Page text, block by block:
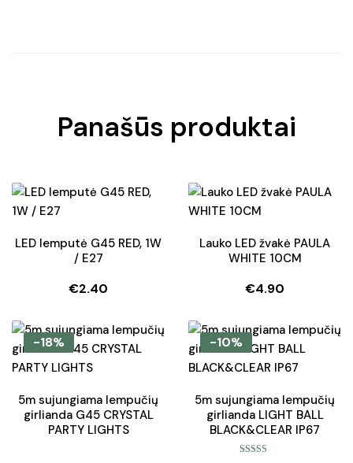
Panašūs produktai
LED lemputė G45 RED, 1W
/ E27
€2.40
Lauko LED žvakė PAULA
WHITE 10CM
€4.90
-18%
5m sujungiama lempučių
girlianda G45 CRYSTAL
PARTY LIGHTS
-10%
5m sujungiama lempučių
girlianda LIGHT BALL
BLACK&CLEAR IP67